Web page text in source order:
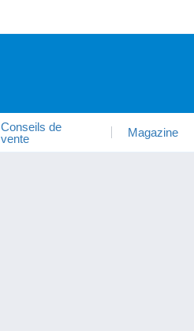
Conseils de
vente
Magazine